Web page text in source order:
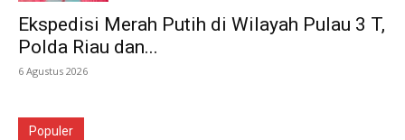
Ekspedisi Merah Putih di Wilayah Pulau 3 T,
Polda Riau dan...
6 Agustus 2026
Populer